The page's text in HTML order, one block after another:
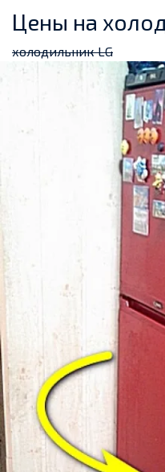
Цены на
холодильник LG